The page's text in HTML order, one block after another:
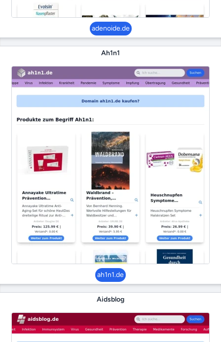
adenoide.de
Ah1n1
ah1n1.de
Aidsblog